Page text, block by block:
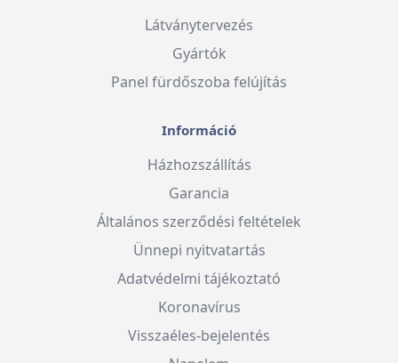
Látványtervezés
Gyártók
Panel fürdőszoba felújítás
Információ
Házhozszállítás
Garancia
Általános szerződési feltételek
Ünnepi nyitvatartás
Adatvédelmi tájékoztató
Koronavírus
Visszaéles-bejelentés